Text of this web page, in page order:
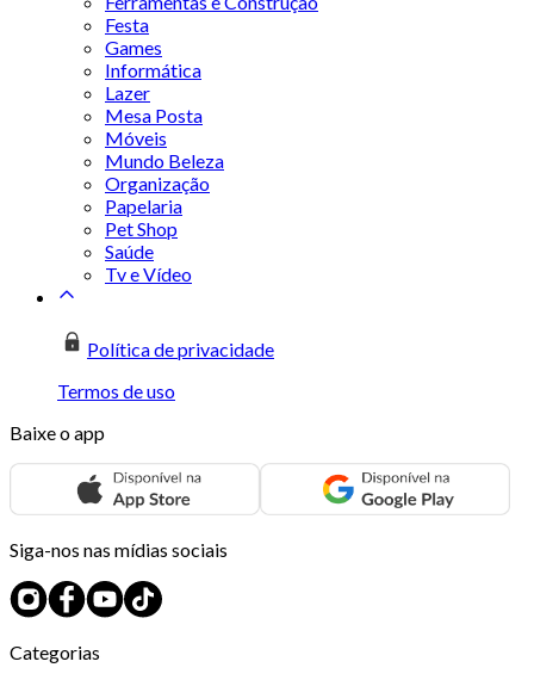
Festa
Games
Informática
Lazer
Mesa Posta
Móveis
Mundo Beleza
Organização
Papelaria
Pet Shop
Saúde
Tv e Vídeo
Política de privacidade
Termos de uso
Baixe o app
Siga-nos nas mídias sociais
Categorias